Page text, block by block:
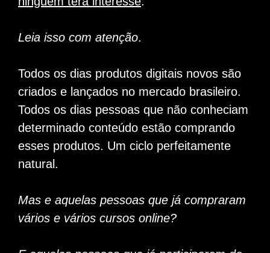
Leia isso com atenção.
Todos os dias produtos digitais novos são
criados e lançados no mercado brasileiro.
Todos os dias pessoas que não conheciam
determinado conteúdo estão comprando
esses produtos. Um ciclo perfeitamente
natural.
Mas e aquelas pessoas que já compraram
vários e vários cursos online?